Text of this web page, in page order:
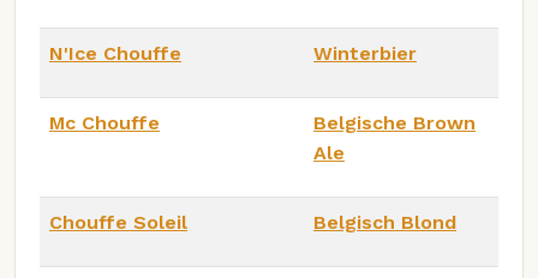
N'Ice Chouffe Winterbier
Mc Chouffe
Belgische Brown
Ale
Chouffe Soleil Belgisch Blond